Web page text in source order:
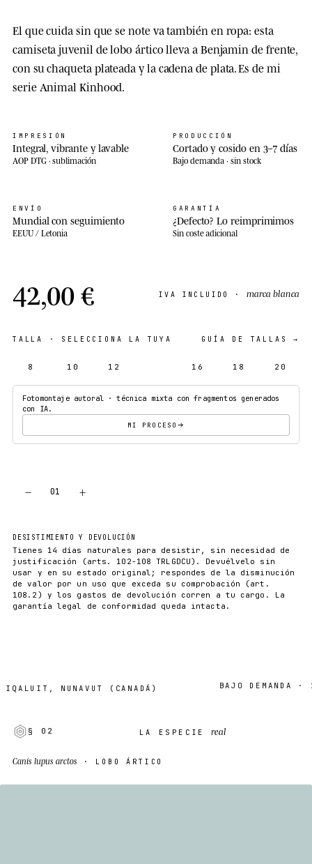
El que cuida sin que se note va también en ropa: esta
camiseta juvenil de lobo ártico lleva a Benjamin de frente,
con su chaqueta plateada y la cadena de plata. Es de mi
serie Animal Kinhood.
IMPRESIÓN
Integral, vibrante y lavable
AOP DTG · sublimación
PRODUCCIÓN
Cortado y cosido en 3–7 días
Bajo demanda · sin stock
ENVÍO
Mundial con seguimiento
EEUU / Letonia
GARANTÍA
¿Defecto? Lo reimprimimos
Sin coste adicional
42,00 € IVA INCLUIDO · marca blanca
TALLA · SELECCIONA LA TUYA GUÍA DE TALLAS →
8 10 12 16 18 20
Fotomontaje autoral · técnica mixta con fragmentos generados
con IA.
MI PROCESO
− 01 +
DESISTIMIENTO Y DEVOLUCIÓN
Tienes 14 días naturales para desistir, sin necesidad de
justificación (arts. 102-108 TRLGDCU). Devuélvelo sin
usar y en su estado original; respondes de la disminución
de valor por un uso que exceda su comprobación (art.
108.2) y los gastos de devolución corren a tu cargo. La
garantía legal de conformidad queda intacta.
NUNAVUT (CANADÁ) BAJO DEMANDA · 2–7
§ 02 LA ESPECIE real
Canis lupus arctos · LOBO ÁRTICO